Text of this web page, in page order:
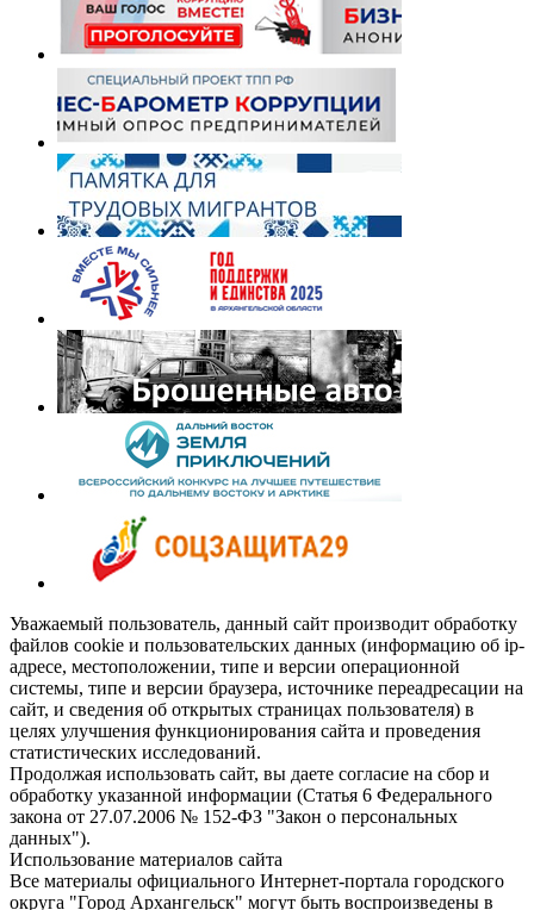
Уважаемый пользователь, данный сайт производит обработку
файлов cookie и пользовательских данных (информацию об ip-
адресе, местоположении, типе и версии операционной
системы, типе и версии браузера, источнике переадресации на
сайт, и сведения об открытых страницах пользователя) в
целях улучшения функционирования сайта и проведения
статистических исследований.
Продолжая использовать сайт, вы даете согласие на сбор и
обработку указанной информации (Статья 6 Федерального
закона от 27.07.2006 № 152-ФЗ "Закон о персональных
данных").
Использование материалов сайта
Все материалы официального Интернет-портала городского
округа "Город Архангельск" могут быть воспроизведены в